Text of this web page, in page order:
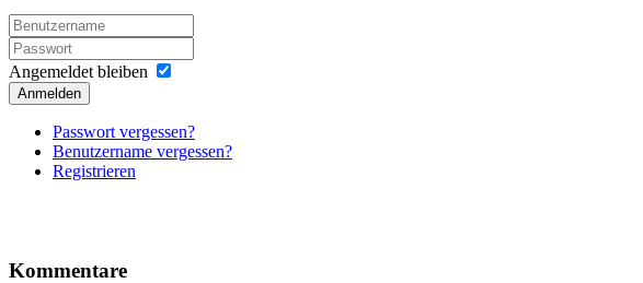
Angemeldet bleiben
Anmelden
Passwort vergessen?
Benutzername vergessen?
Registrieren
Kommentare